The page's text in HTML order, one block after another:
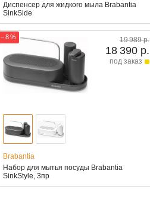
Диспенсер для жидкого мыла Brabantia
SinkSide
− 8 % 19 989 р.
18 390 р.
под заказ
Brabantia
Набор для мытья посуды Brabantia
SinkStyle, 3пр